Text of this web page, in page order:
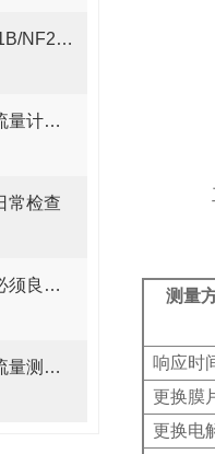
AXF010C-E2AL1S-BD41-21B/NF2/CH
上海横河涡街流量计和涡轮流量计不是一回事
常检查
压力变送器在运行时其壳体必须良好接地
横河涡街流量计：革新传统流量测量的利器
测量
响应时
更换膜
更换电